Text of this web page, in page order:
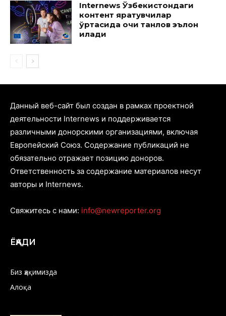
Internews Ўзбекистондаги
контент яратувчилар
ўртасида очиқ танлов эълон
қилади
Данный веб-сайт был создан в рамках проектной
деятельности Internews и поддерживается
различными донорскими организациями, включая
Европейский Союз. Содержание публикаций не
обязательно отражает позицию доноров.
Ответственность за содержание материалов несут
авторы и Internews.
Свяжитесь с нами: info@newreporter.org
ЁҚАДИ
Биз ҳақимизда
Алоқа